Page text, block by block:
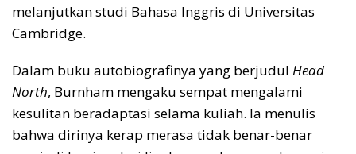
melanjutkan studi Bahasa Inggris di Universitas
Cambridge.
Dalam buku autobiografinya yang berjudul Head
North, Burnham mengaku sempat mengalami
kesulitan beradaptasi selama kuliah. Ia menulis
bahwa dirinya kerap merasa tidak benar-benar